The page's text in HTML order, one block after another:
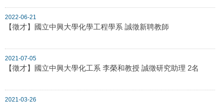
2022-06-21
【徵才】國立中興大學化學工程學系 誠徵新聘教師
2021-07-05
【徵才】國立中興大學化工系 李榮和教授 誠徵研究助理 2名
2021-03-26